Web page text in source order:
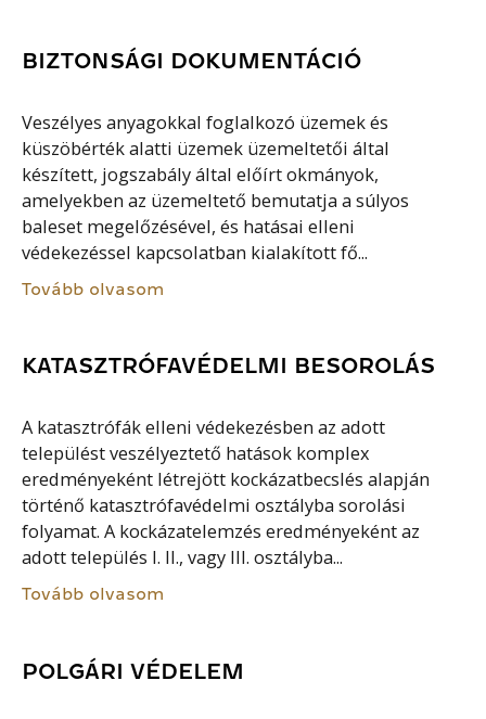
BIZTONSÁGI DOKUMENTÁCIÓ
Veszélyes anyagokkal foglalkozó üzemek és
küszöbérték alatti üzemek üzemeltetői által
készített, jogszabály által előírt okmányok,
amelyekben az üzemeltető bemutatja a súlyos
baleset megelőzésével, és hatásai elleni
védekezéssel kapcsolatban kialakított fő...
Tovább olvasom
KATASZTRÓFAVÉDELMI BESOROLÁS
A katasztrófák elleni védekezésben az adott
települést veszélyeztető hatások komplex
eredményeként létrejött kockázatbecslés alapján
történő katasztrófavédelmi osztályba sorolási
folyamat. A kockázatelemzés eredményeként az
adott település I. II., vagy III. osztályba...
Tovább olvasom
POLGÁRI VÉDELEM